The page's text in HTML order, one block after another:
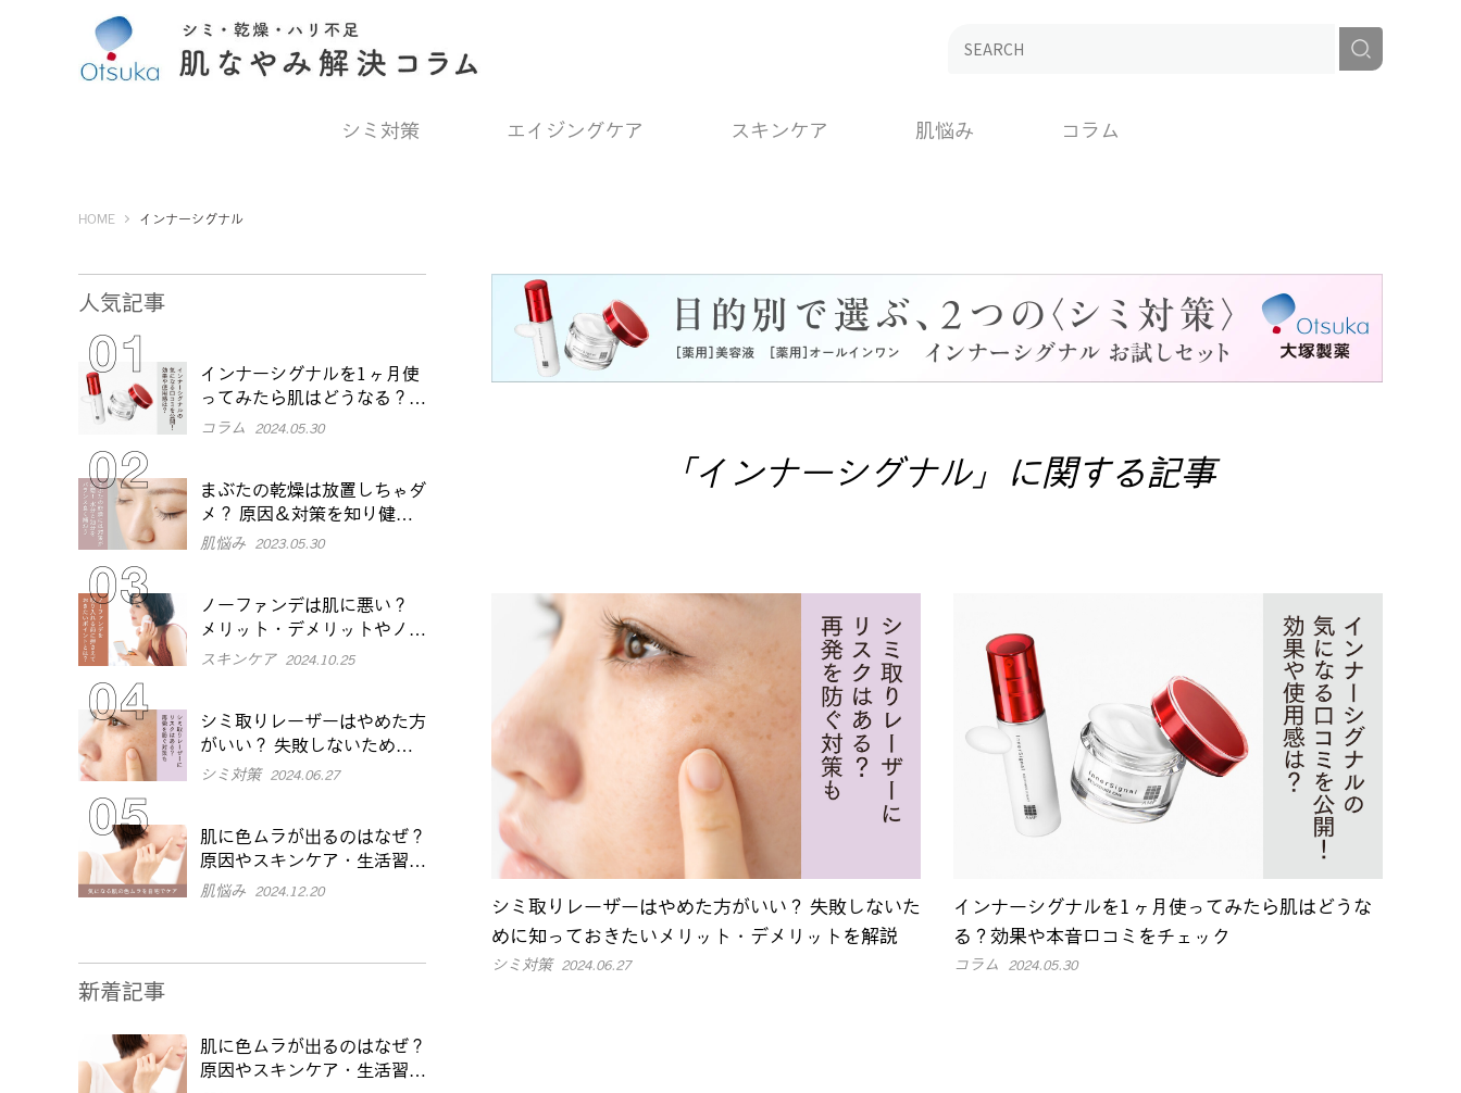
シミ対策 エイジングケア スキンケア 肌悩み コラム
HOMEOtsuka Pharmaceutical Co., Ltd.
インナーシグナル
「インナーシグナル」に関する記事
シミ取りレーザーはやめた方がいい？ 失敗しないた
めに知っておきたいメリット・デメリットを解説
シミ対策 2024.06.27
インナーシグナルを1ヶ月使ってみたら肌はどうな
る？効果や本音口コミをチェック
コラム 2024.05.30
人気記事
インナーシグナルを1ヶ月使
ってみたら肌はどうなる？効
果や本音口コミをチェック
コラム 2024.05.30
まぶたの乾燥は放置しちゃダ
メ？ 原因＆対策を知り健や
かな目元に
肌悩み 2023.05.30
ノーファンデは肌に悪い？
メリット・デメリットやノー
ファンデのポイントを解説
スキンケア 2024.10.25
シミ取りレーザーはやめた方
がいい？ 失敗しないために
知っておきたいメリット・デ
シミ対策 2024.06.27
肌に色ムラが出るのはなぜ？
原因やスキンケア・生活習慣
での改善方法を解説
肌悩み 2024.12.20
新着記事
肌に色ムラが出るのはなぜ？
原因やスキンケア・生活習慣